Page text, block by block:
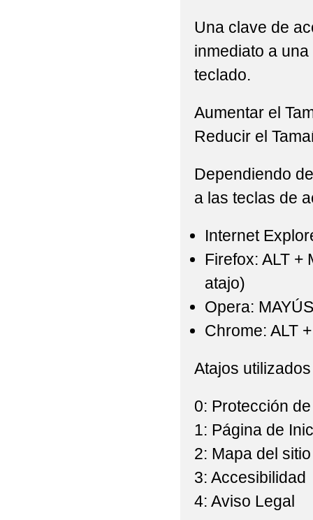
Una clave de
inmediato a
teclado.
Aumentar el
Reducir el
Dependiendo
a las teclas de
Internet
Firefox: ALT +
atajo)
Opera:
Chrome: ALT
Atajos
0: Protección
1: Página de
2: Mapa del sitio
3: Accesibilidad
4: Aviso Legal